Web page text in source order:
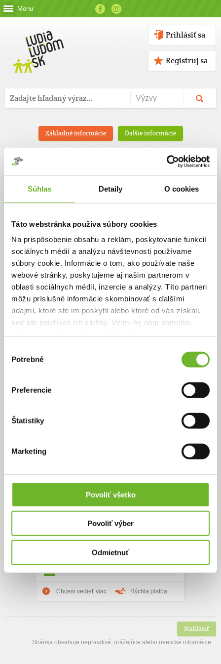
Súhlas Detaily O cookies
Táto webstránka používa súbory cookies
Na prispôsobenie obsahu a reklám, poskytovanie funkcií
sociálnych médií a analýzu návštevnosti používame
súbory cookie. Informácie o tom, ako používate naše
webové stránky, poskytujeme aj našim partnerom v
oblasti sociálnych médií, inzercie a analýzy. Títo partneri
môžu príslušné informácie skombinovať s ďalšími
údajmi, ktoré ste im poskytli alebo ktoré od vás získali,
keď ste používali ich služby. Veľmi by nám pomohlo,
súhlasu
Potrebné
Preferencie
Štatistiky
Marketing
Povoliť všetko
Povoliť výber
Odmietnuť
Menu
Prihlásiť sa
Registruj sa
Základné informácie Ďalšie informácie
Simona Révayová
Simona Révayová
Moje výzvy(1)
pomocou rehabilitácií
ďalších vývinových porúch (autizmus). Vie len
minimálne verbálne komunikovať, nechápe
sústrediť, má paniku z rôznych zvukov,
neznámych aj známych prostredí, a zápasí s
mnohými situáciami, ktoré sú pre iných ľudí
Chcem vedieť viac Rýchla platba
Nahlásiť
Stránka obsahuje nepravdivé, urážajúce alebo neetické informácie